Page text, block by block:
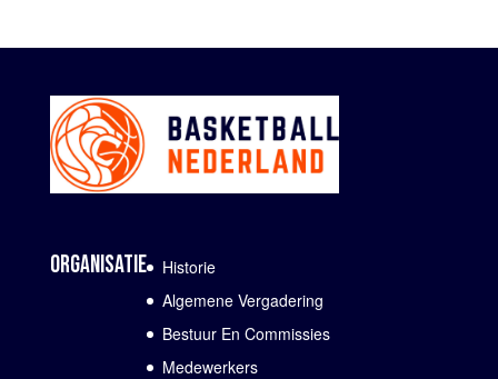
ORGANISATIE
Historie
Algemene Vergadering
Bestuur En Commissies
Medewerkers